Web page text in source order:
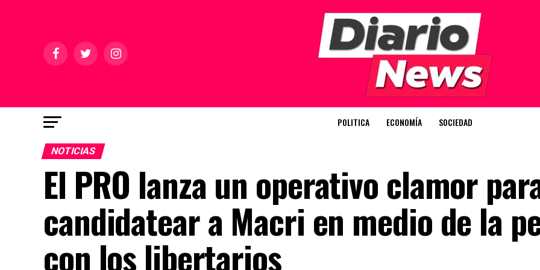
POLITICA ECONOMÍA SOCIEDAD
NOTICIAS
El PRO lanza un operativo clamor
candidatear a Macri en medio de la
con los libertarios